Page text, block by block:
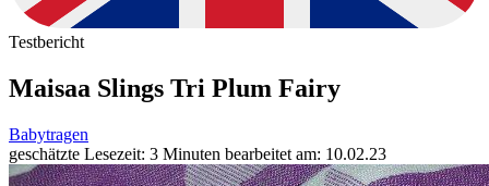
Testbericht
Maisaa Slings Tri Plum Fairy
Babytragen
geschätzte Lesezeit: 3 Minuten bearbeitet am: 10.02.23